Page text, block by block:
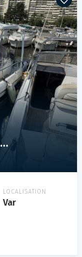
JEANNEAU CAP CAMARAT 9.0 WA
LOCALISATION
Var